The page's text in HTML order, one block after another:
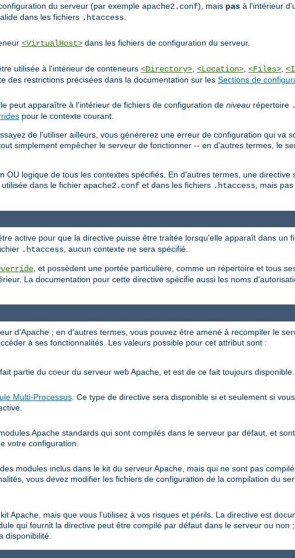
du serveur (par exemple apache2.conf), mais pas à l'intérieur
dans les fichiers .htaccess
<VirtualHost> dans les fichiers de configuration du serveur.
utilisée à l'intérieur de conteneurs <Directory> <Location> <Files>
des restrictions précisées dans la documentation sur les Sections de
peut apparaître à l'intérieur de fichiers de configuration de niveau répertoire
pour le contexte courant.
de l'utiliser ailleurs, vous générerez une erreur de configuration qui va
simplement empêcher le serveur de fonctionner -- en d'autres termes, le
logique de tous les contextes spécifiés. En d'autres termes, une directive
dans le fichier apache2.conf et dans les fichiers .htaccess , mais
active pour que la directive puisse être traitée lorsqu'elle apparaît dans un
.htaccess, aucun contexte ne sera spécifié.
, et possèdent une portée particulière, comme un répertoire et tous
La documentation pour cette directive spécifie aussi les noms
d'Apache ; en d'autres termes, vous pouvez être amené à recompiler le
à ses fonctionnalités. Les valeurs possible pour cet attribut sont :
partie du coeur du serveur web Apache, et est de ce fait toujours disponible.
Multi-Processus . Ce type de directive sera disponible si et seulement si
Apache standards qui sont compilés dans le serveur par défaut, et
votre configuration.
modules inclus dans le kit du serveur Apache, mais qui ne sont pas
vous devez modifier les fichiers de configuration de la compilation du
Apache, mais que vous l'utilisez à vos risques et périls. La directive est
qui fournit la directive peut être compilé par défaut dans le serveur ou non
disponibilité.